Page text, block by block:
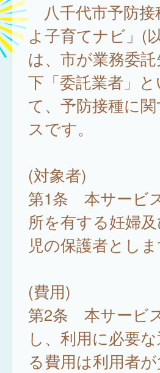
八千代市予防接
よ子育てナビ」(
は、市が業務委
下「委託業者」
て、予防接種に
スです。
(対象者)
第1条 本サービ
所を有する妊婦
児の保護者としま
(費用)
第2条 本サービ
し、利用に必要
る費用は利用者